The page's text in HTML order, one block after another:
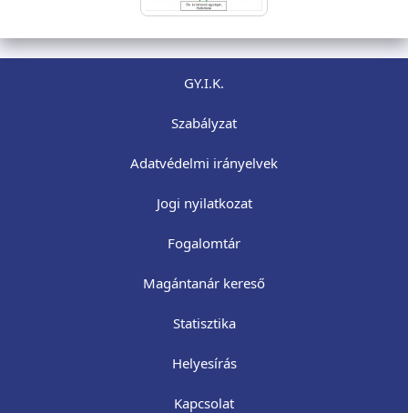
GY.I.K.
Szabályzat
Adatvédelmi irányelvek
Jogi nyilatkozat
Fogalomtár
Magántanár kereső
Statisztika
Helyesírás
Kapcsolat